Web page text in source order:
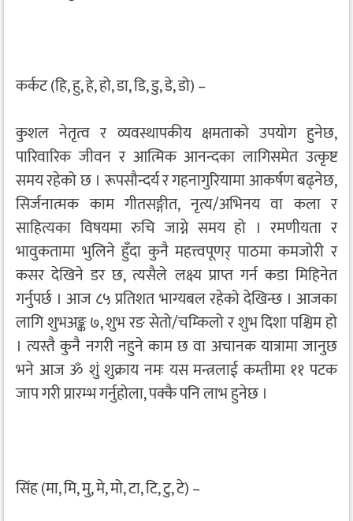
कर्कट (हि, हु, हे, हो, डा, डि, डु, डे, डो) –
कुशल नेतृत्व र व्यवस्थापकीय क्षमताको उपयोग हुनेछ,
पारिवारिक जीवन र आत्मिक आनन्दका लागिसमेत उत्कृष्ट
समय रहेको छ । रूपसौन्दर्य र गहनागुरियामा आकर्षण बढ्नेछ,
सिर्जनात्मक काम गीतसङ्गीत, नृत्य/अभिनय वा कला र
साहित्यका विषयमा रुचि जाग्ने समय हो । रमणीयता र
भावुकतामा भुलिने हुँदा कुनै महत्त्वपूणर् पाठमा कमजोरी र
कसर देखिने डर छ, त्यसैले लक्ष्य प्राप्त गर्न कडा मिहिनेत
गर्नुपर्छ । आज ८५ प्रतिशत भाग्यबल रहेको देखिन्छ । आजका
लागि शुभअङ्क ७, शुभ रङ सेतो/चम्किलो र शुभ दिशा पश्चिम हो
। त्यस्तै कुनै नगरी नहुने काम छ वा अचानक यात्रामा जानुछ
भने आज ॐ शुं शुक्राय नमः यस मन्त्रलाई कम्तीमा ११ पटक
जाप गरी प्रारम्भ गर्नुहोला, पक्कै पनि लाभ हुनेछ ।
सिंह (मा, मि, मु, मे, मो, टा, टि, टु, टे) –